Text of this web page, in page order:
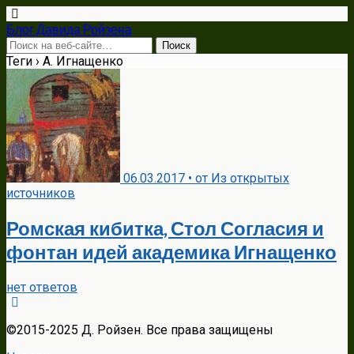
Блог Давида Ройзена
Теги › А. Игнащенко
06.03.2017 • от Из открытых
источников
Ромская кибитка, Стол Согласия и
фонтан идей академика Игнащенко
нет ответов
©2015-2025 Д. Ройзен. Все права защищены